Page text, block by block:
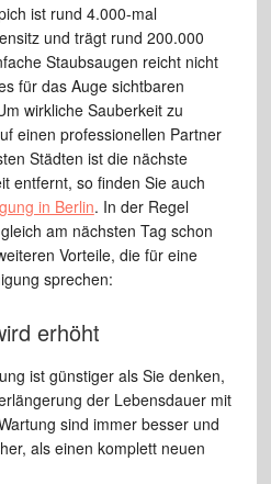
ist rund 4.000-mal
und trägt rund 200.000
Staubsaugen reicht nicht
für das Auge sichtbaren
wirkliche Sauberkeit zu
einen professionellen Partner
Städten ist die nächste
entfernt, so finden Sie auch
in Berlin. In der Regel
am nächsten Tag schon
Vorteile, die für eine
sprechen:
erhöht
ist günstiger als Sie denken,
der Lebensdauer mit
sind immer besser und
als einen komplett neuen